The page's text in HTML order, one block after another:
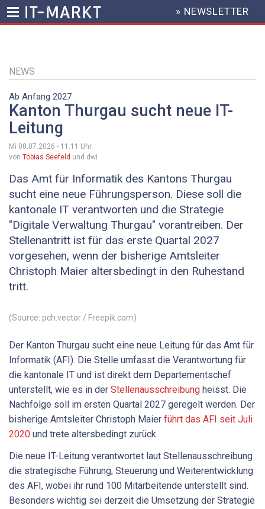
Inhalt
HEADER
MENU
» NEWSLETTER
NEWS
Ab Anfang 2027
Kanton Thurgau sucht neue IT-
Leitung
Mi 08.07.2026 - 11:11 Uhr
von Tobias Seefeld und dwi
Das Amt für Informatik des Kantons Thurgau
sucht eine neue Führungsperson. Diese soll die
kantonale IT verantworten und die Strategie
"Digitale Verwaltung Thurgau" vorantreiben. Der
Stellenantritt ist für das erste Quartal 2027
vorgesehen, wenn der bisherige Amtsleiter
Christoph Maier altersbedingt in den Ruhestand
tritt.
(Source: pch.vector / Freepik.com)
Der Kanton Thurgau sucht eine neue Leitung für das Amt für
Informatik (AFI). Die Stelle umfasst die Verantwortung für
die kantonale IT und ist direkt dem Departementschef
unterstellt, wie es in der Stellenausschreibung heisst. Die
Nachfolge soll im ersten Quartal 2027 geregelt werden. Der
bisherige Amtsleiter Christoph Maier führt das AFI seit Juli
2020 und trete altersbedingt zurück.
Die neue IT-Leitung verantwortet laut Stellenausschreibung
die strategische Führung, Steuerung und Weiterentwicklung
des AFI, wobei ihr rund 100 Mitarbeitende unterstellt sind.
Besonders wichtig sei derzeit die Umsetzung der Strategie